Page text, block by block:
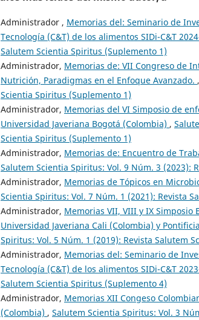
Administrador , Memorias del: Seminario de
Tecnología (C&T) de los alimentos SIDi-C&T
Salutem Scientia Spiritus (Suplemento 1)
Administrador, Memorias de: VII Congreso de
Nutrición, Paradigmas en el Enfoque Avanzado. ,
Scientia Spiritus (Suplemento 1)
Administrador, Memorias del VI Simposio de
Universidad Javeriana Bogotá (Colombia) ,
Scientia Spiritus (Suplemento 1)
Administrador, Memorias de: Encuentro de
Salutem Scientia Spiritus: Vol. 9 Núm. 3 (2023):
Administrador, Memorias de Tópicos en
Scientia Spiritus: Vol. 7 Núm. 1 (2021): Revista
Administrador, Memorias VII, VIII y IX Simposio
Universidad Javeriana Cali (Colombia) y
Spiritus: Vol. 5 Núm. 1 (2019): Revista Salutem
Administrador, Memorias del: Seminario de
Tecnología (C&T) de los alimentos SIDi-C&T
Salutem Scientia Spiritus (Suplemento 4)
Administrador, Memorias XII Congeso
(Colombia) , Salutem Scientia Spiritus: Vol. 3